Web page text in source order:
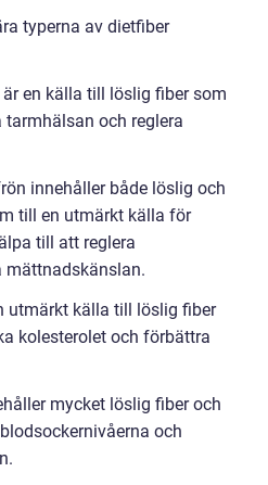
typerna av dietfiber
en källa till löslig fiber som
och reglera
innehåller både löslig och
till en utmärkt källa för
till att reglera
mättnadskänslan.
utmärkt källa till löslig fiber
kolesterolet och förbättra
mycket löslig fiber och
och